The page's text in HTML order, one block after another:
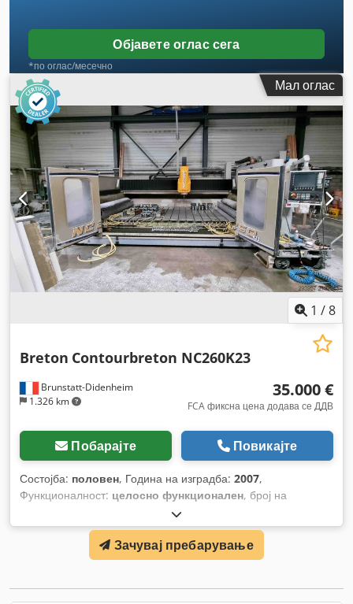
Објавете оглас сега
*по оглас/месечно
Мал оглас
1 /8
Brunstatt-Didenheim
1.326 km
Breton Contourbreton NC260K23
35.000 €
FCA фиксна цена додава се ДДВ
Побарајте Повикајте
Состојба: половен, Година на изградба: 2007,
Функционалност: целосно функционален, број на
, влезен напон:
на масата:2.200 мм, должина на масата:3.700 мм, влезна
50 Hz,
Зачувај пребарување